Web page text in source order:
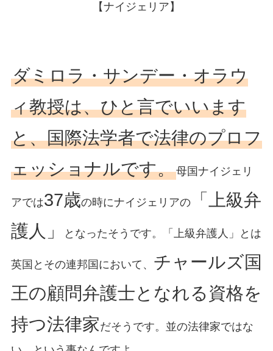
【ナイジェリア】
ダミロラ・サンデー・オラウ
ィ教授は、ひと言でいいます
と、国際法学者で法律のプロフ
ェッショナルです。母国ナイジェリ
アでは37歳の時にナイジェリアの「上級弁
護人」
となったそうです。「上級弁護人」とは
英国とその連邦国において、 チャールズ国
王の顧問弁護士となれる資格を
持つ法律家だそうです。並の法律家ではな